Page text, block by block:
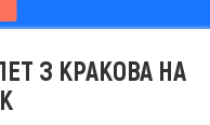
З КРАКОВА НА